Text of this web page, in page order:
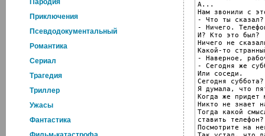
Пародия
Приключения
Псевдодокументальный
Романтика
Cериал
Трагедия
Триллер
Ужасы
Фантастика
А...
Нам звонили с
- Что ты сказал?
- Ничего.
И? Кто это был?
Ничего не
Какой-то
- Наверное,
- Сегодня же
Или соседи.
Сегодня суббота?
Я думала, что
Когда же придет
Никто не знает
Тогда какой
ставить телефон?
Посмотрите на